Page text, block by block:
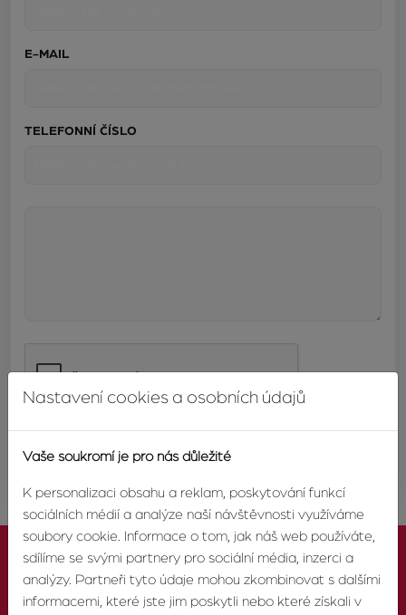
E-MAIL
TELEFONNÍ ČÍSLO
ODESLAT
Nastavení cookies a osobních údajů
Vaše soukromí je pro nás důležité
K personalizaci obsahu a reklam, poskytování funkcí
sociálních médií a analýze naší návštěvnosti využíváme
soubory cookie. Informace o tom, jak náš web používáte,
sdílíme se svými partnery pro sociální média, inzerci a
analýzy. Partneři tyto údaje mohou zkombinovat s dalšími
informacemi, které jste jim poskytli nebo které získali v